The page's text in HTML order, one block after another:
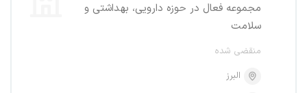
مجموعه فعال در حوزه دارویی، بهداشتی و
سلامت
منقضی شده
البرز